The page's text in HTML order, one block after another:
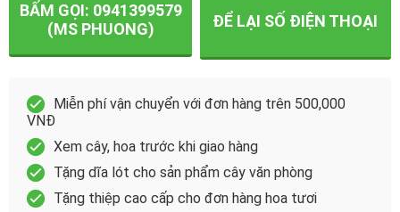
BẤM GỌI: 0941399579
(MS PHUONG)
ĐỂ LẠI SỐ ĐIỆN THOẠI
Miễn phí vận chuyển với đơn hàng trên 500,000
VNĐ
Xem cây, hoa trước khi giao hàng
Tặng dĩa lót cho sản phẩm cây văn phòng
Tặng thiệp cao cấp cho đơn hàng hoa tươi